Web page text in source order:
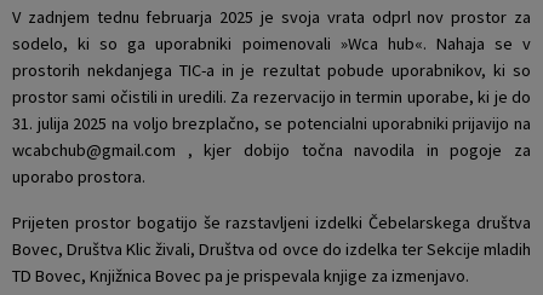
V zadnjem tednu februarja 2025 je svoja vrata odprl nov prostor za
sodelo, ki so ga uporabniki poimenovali »Wca hub«. Nahaja se v
prostorih nekdanjega TIC-a in je rezultat pobude uporabnikov, ki so
prostor sami očistili in uredili. Za rezervacijo in termin uporabe, ki je do
31. julija 2025 na voljo brezplačno, se potencialni uporabniki prijavijo na
wcabchub@gmail.com , kjer dobijo točna navodila in pogoje za
uporabo prostora.
Prijeten prostor bogatijo še razstavljeni izdelki Čebelarskega društva
Bovec, Društva Klic živali, Društva od ovce do izdelka ter Sekcije mladih
TD Bovec, Knjižnica Bovec pa je prispevala knjige za izmenjavo.